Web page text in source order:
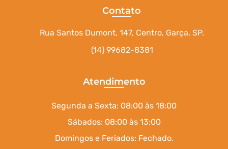
Contato
Rua Santos Dumont, 147, Centro, Garça, SP.
(14) 99682-8381
Atendimento
Segunda a Sexta: 08:00 às 18:00
Sábados: 08:00 às 13:00
Domingos e Feriados: Fechado.